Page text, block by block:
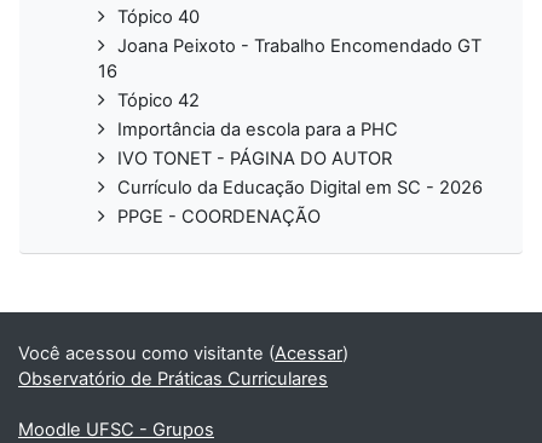
Tópico 40
Joana Peixoto - Trabalho Encomendado GT
16
Tópico 42
Importância da escola para a PHC
IVO TONET - PÁGINA DO AUTOR
Currículo da Educação Digital em SC - 2026
PPGE - COORDENAÇÃO
Você acessou como visitante (Acessar)
Observatório de Práticas Curriculares
Moodle UFSC - Grupos